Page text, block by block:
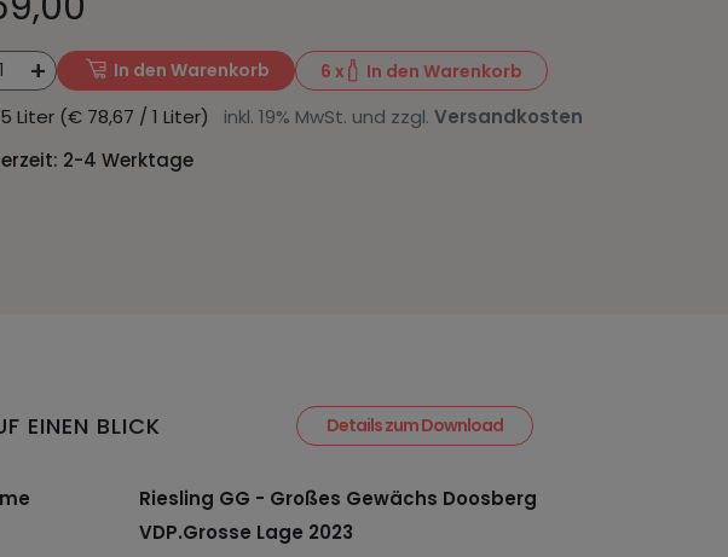
1 + In den Warenkorb 6 x In den Warenkorb
Liter (€ 78,67 / 1 Liter) inkl. 19% MwSt. und zzgl. Versandkosten
2-4 Werktage
EINEN BLICK Details zum Download
Riesling GG - Großes Gewächs Doosberg
VDP.Grosse Lage 2023